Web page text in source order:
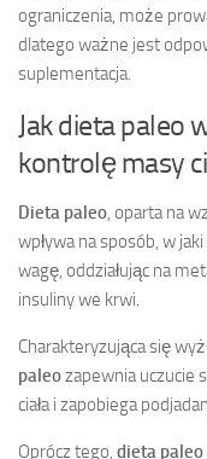
ograniczenia, może
dlatego ważne jest
suplementacja.
Jak dieta paleo
kontrolę masy
Dieta paleo, oparta na
wpływa na sposób, w
wagę, oddziałując na
insuliny we krwi.
Charakteryzująca się
paleozapewnia uczucie
ciała i zapobiega
Oprócz tego, dieta paleo